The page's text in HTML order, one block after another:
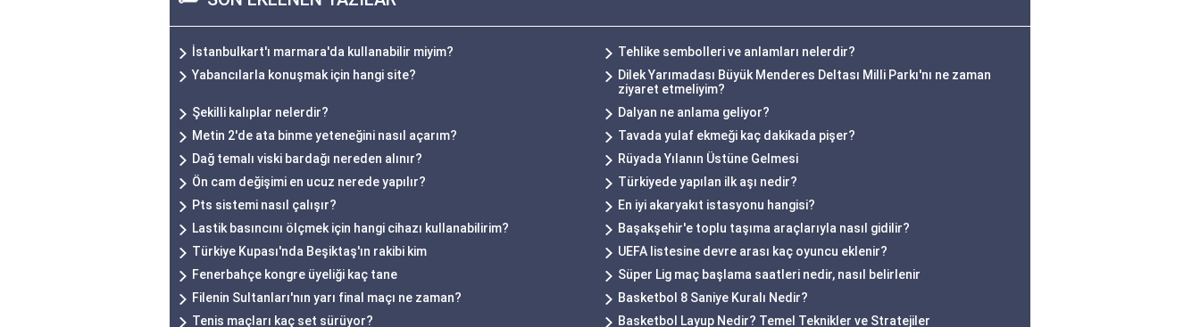
İstanbulkart'ı marmara'da kullanabilir miyim?
Tehlike sembolleri ve anlamları nelerdir?
Yabancılarla konuşmak için hangi site?
Dilek Yarımadası Büyük Menderes Deltası Milli Parkı'nı ne zaman
ziyaret etmeliyim?
Şekilli kalıplar nelerdir?
Dalyan ne anlama geliyor?
Metin 2'de ata binme yeteneğini nasıl açarım?
Tavada yulaf ekmeği kaç dakikada pişer?
Dağ temalı viski bardağı nereden alınır?
Rüyada Yılanın Üstüne Gelmesi
Ön cam değişimi en ucuz nerede yapılır?
Türkiyede yapılan ilk aşı nedir?
Pts sistemi nasıl çalışır?
En iyi akaryakıt istasyonu hangisi?
Lastik basıncını ölçmek için hangi cihazı kullanabilirim?
Başakşehir'e toplu taşıma araçlarıyla nasıl gidilir?
Türkiye Kupası'nda Beşiktaş'ın rakibi kim
UEFA listesine devre arası kaç oyuncu eklenir?
Fenerbahçe kongre üyeliği kaç tane
Süper Lig maç başlama saatleri nedir, nasıl belirlenir
Filenin Sultanları'nın yarı final maçı ne zaman?
Basketbol 8 Saniye Kuralı Nedir?
Tenis maçları kaç set sürüyor?
Basketbol Layup Nedir? Temel Teknikler ve Stratejiler